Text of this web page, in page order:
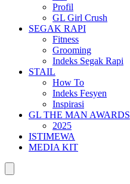
Profil
GL Girl Crush
SEGAK RAPI
Fitness
Grooming
Indeks Segak Rapi
STAIL
How To
Indeks Fesyen
Inspirasi
GL THE MAN AWARDS
2025
ISTIMEWA
MEDIA KIT